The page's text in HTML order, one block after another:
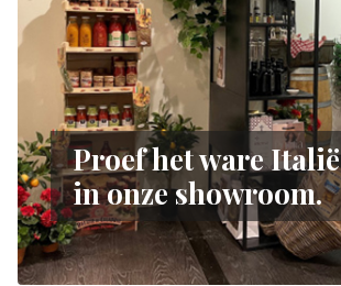
Proef het ware Italië
in onze showroom.